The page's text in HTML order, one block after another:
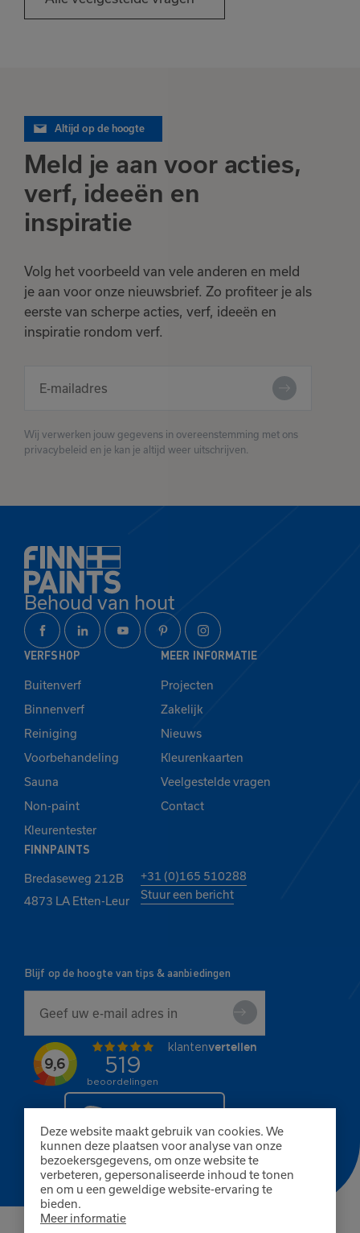
Deze website maakt gebruik van cookies. We
kunnen deze plaatsen voor analyse van onze
bezoekersgegevens, om onze website te
verbeteren, gepersonaliseerde inhoud te tonen
en om u een geweldige website-ervaring te
bieden.
Meer informatie
Altijd op de hoogte
Meld je aan voor acties,
verf, ideeën en
inspiratie
Volg het voorbeeld van vele anderen en meld
je aan voor onze nieuwsbrief. Zo profiteer je als
eerste van scherpe acties, verf, ideeën en
inspiratie rondom verf.
Wij verwerken jouw gegevens in overeenstemming met ons
privacybeleid en je kan je altijd weer uitschrijven.
Behoud van hout
VERFSHOP
Buitenverf
Binnenverf
Reiniging
Voorbehandeling
Sauna
Non-paint
Kleurentester
MEER INFORMATIE
Projecten
Zakelijk
Nieuws
Kleurenkaarten
Veelgestelde vragen
Contact
FINNPAINTS
Bredaseweg 212B
4873 LA Etten-Leur
+31 (0)165 510288
Stuur een bericht
Blijf op de hoogte van tips & aanbiedingen